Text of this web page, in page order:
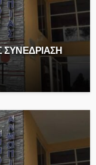
ΣΥΝΕΔΡΙΑΣΗ